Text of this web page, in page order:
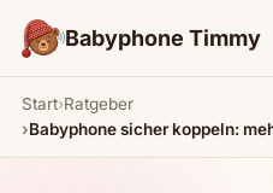
Babyphone Timmy
Start Ratgeber
Babyphone sicher koppeln: